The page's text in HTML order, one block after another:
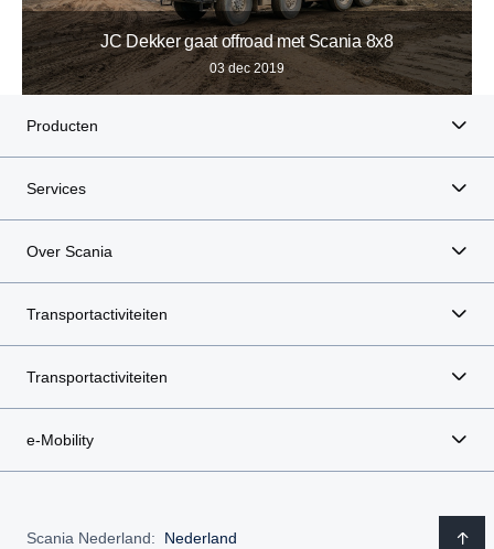
JC Dekker gaat offroad met Scania 8x8
03 dec 2019
Producten
Services
Over Scania
Transportactiviteiten
Transportactiviteiten
e-Mobility
Scania Nederland: Nederland